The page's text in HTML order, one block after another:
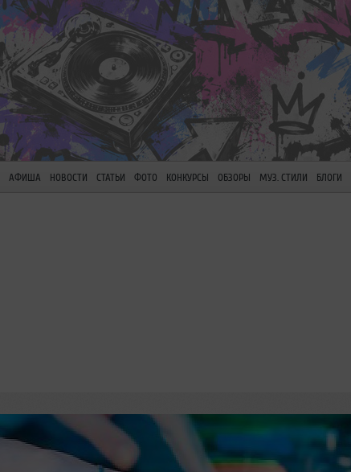
АФИША НОВОСТИ СТАТЬИ ФОТО КОНКУРСЫ ОБЗОРЫ МУЗ. СТИЛИ БЛОГИ